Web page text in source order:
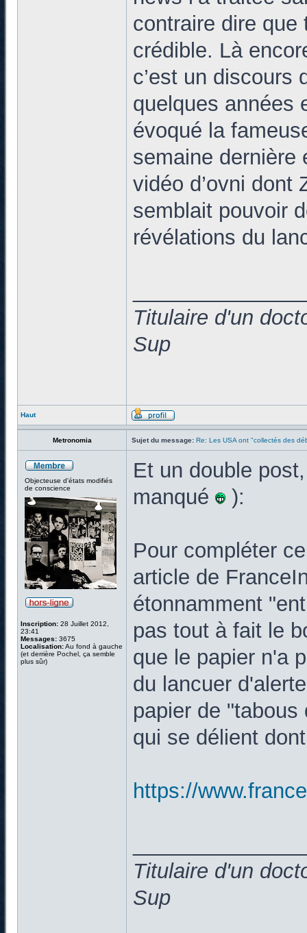
contraire dire
crédible. Là
c’est un discours
quelques années
évoqué la
semaine dernière
vidéo d’ovni dont
semblait pouvoir
révélations du
Titulaire d'un
Sup
Haut
Metronomia Sujet du message: Re: Les USA ont "collectés des
Objecteuse d'états modifiés
de conscience
Inscription: 28 Juillet 2012,
23:41
Messages: 3675
Localisation:Au fond à gauche
(et derrière Pochel, ça semble
plus sûr)
Et un double
manqué
):
Pour compléter
article de
étonnamment
pas tout à fait le
que le papier n'a
du lancuer
papier de
qui se délient
https://
Titulaire d'un
Sup